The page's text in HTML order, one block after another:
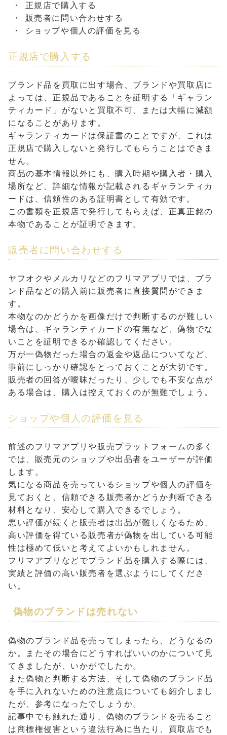
正規店で購入する
販売者に問い合わせする
ショップや個人の評価を見る
正規店で購入する
ブランド品を買取に出す場合、ブランドや買取店に
よっては、正規品であることを証明する「ギャラン
ティカード」がないと買取不可、または大幅に減額
になることがあります。
ギャランティカードは保証書のことですが、これは
正規店で購入しないと発行してもらうことはできま
せん。
商品の基本情報以外にも、購入時期や購入者・購入
場所など、詳細な情報が記載されるギャランティカ
ードは、信頼性のある証明書として有効です。
この書類を正規店で発行してもらえば、正真正銘の
本物であることが証明できます。
販売者に問い合わせする
ヤフオクやメルカリなどのフリマアプリでは、ブラ
ンド品などの購入前に販売者に直接質問ができま
す。
本物なのかどうかを画像だけで判断するのが難しい
場合は、ギャランティカードの有無など、偽物でな
いことを証明できるか確認してください。
万が一偽物だった場合の返金や返品についてなど、
事前にしっかり確認をとっておくことが大切です。
販売者の回答が曖昧だったり、少しでも不安な点が
ある場合は、購入は控えておくのが無難でしょう。
ショップや個人の評価を見る
前述のフリマアプリや販売プラットフォームの多く
では、販売元のショップや出品者をユーザーが評価
します。
気になる商品を売っているショップや個人の評価を
見ておくと、信頼できる販売者かどうか判断できる
材料となり、安心して購入できるでしょう。
悪い評価が続くと販売者は出品が難しくなるため、
高い評価を得ている販売者が偽物を出している可能
性は極めて低いと考えてよいかもしれません。
フリマアプリなどでブランド品を購入する際には、
実績と評価の高い販売者を選ぶようにしてくださ
い。
偽物のブランドは売れない
偽物のブランド品を売ってしまったら、どうなるの
か。またその場合にどうすればいいのかについて見
てきましたが、いかがでしたか。
また偽物と判断する方法、そして偽物のブランド品
を手に入れないための注意点についても紹介しまし
たが、参考になったでしょうか。
記事中でも触れた通り、偽物のブランドを売ること
は商標権侵害という違法行為に当たり、買取店でも